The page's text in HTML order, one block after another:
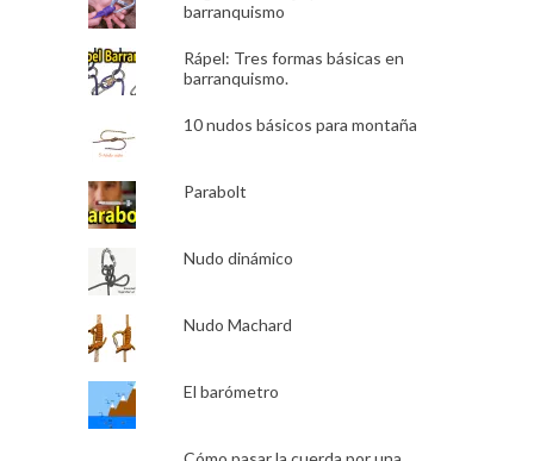
barranquismo
Rápel: Tres formas básicas en
barranquismo.
10 nudos básicos para montaña
Parabolt
Nudo dinámico
Nudo Machard
El barómetro